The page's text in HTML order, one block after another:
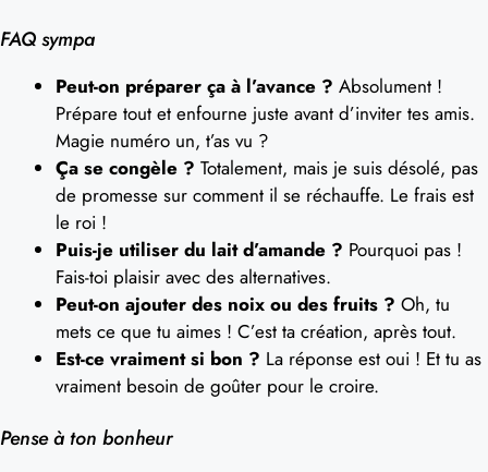
FAQ sympa
Peut-on préparer ça à l’avance ? Absolument !
Prépare tout et enfourne juste avant d’inviter tes amis.
Magie numéro un, t’as vu ?
Ça se congèle ? Totalement, mais je suis désolé, pas
de promesse sur comment il se réchauffe. Le frais est
le roi !
Puis-je utiliser du lait d’amande ? Pourquoi pas !
Fais-toi plaisir avec des alternatives.
Peut-on ajouter des noix ou des fruits ? Oh, tu
mets ce que tu aimes ! C’est ta création, après tout.
Est-ce vraiment si bon ? La réponse est oui ! Et tu as
vraiment besoin de goûter pour le croire.
Pense à ton bonheur